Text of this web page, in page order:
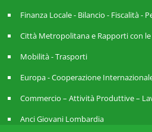
Finanza Locale - Bilancio - Fiscalità -
Città Metropolitana e Rapporti con
Mobilità - Trasporti
Europa - Cooperazione
Commercio – Attività Produttive –
Anci Giovani Lombardia